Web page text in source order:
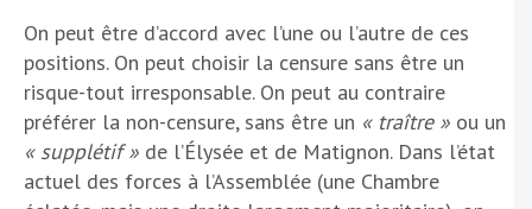
On peut être d’accord avec l’une ou l’autre de ces
positions. On peut choisir la censure sans être un
risque-tout irresponsable. On peut au contraire
préférer la non-censure, sans être un « traître » ou un
« supplétif » de l’Élysée et de Matignon. Dans l’état
actuel des forces à l’Assemblée (une Chambre